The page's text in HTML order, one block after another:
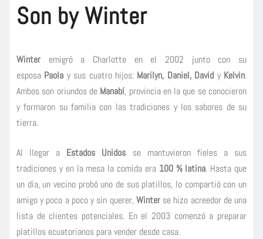
Son by Winter
Winter emigró a Charlotte en el 2002 junto con su
esposa Paola y sus cuatro hijos: Marilyn, Daniel, David yKelvin.
Ambos son oriundos de Manabí, provincia en la que se conocieron
y formaron su familia con las tradiciones y los sabores de su
tierra.
Al llegar a Estados Unidos se mantuvieron fieles a sus
tradiciones y en la mesa la comida era 100 % latina. Hasta que
un día, un vecino probó uno de sus platillos, lo compartió con un
amigo y poco a poco y sin querer, Winterse hizo acreedor de una
lista de clientes potenciales. En el 2003 comenzó a preparar
platillos ecuatorianos para vender desde casa.